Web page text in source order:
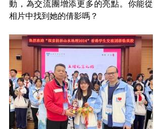
動，為交流團增添更多的亮點。你能從
相片中找到她的倩影嗎？